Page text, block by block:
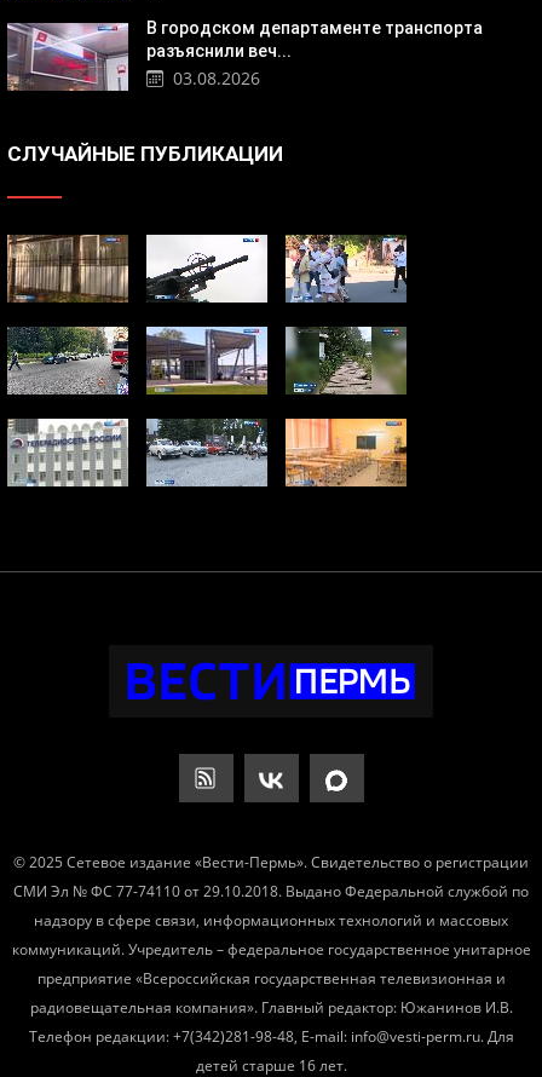
В городском департаменте транспорта
разъяснили веч...
03.08.2026
СЛУЧАЙНЫЕ ПУБЛИКАЦИИ
© 2025 Сетевое издание «Вести-Пермь». Свидетельство о регистрации
СМИ Эл № ФС 77-74110 от 29.10.2018. Выдано Федеральной службой по
надзору в сфере связи, информационных технологий и массовых
коммуникаций. Учредитель – федеральное государственное унитарное
предприятие «Всероссийская государственная телевизионная и
радиовещательная компания». Главный редактор: Южанинов И.В.
Телефон редакции: +7(342)281-98-48, E-mail: info@vesti-perm.ru. Для
детей старше 16 лет.